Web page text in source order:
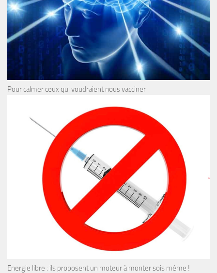
Pour calmer ceux qui voudraient nous vacciner
Energie libre : ils proposent un moteur à monter sois même !